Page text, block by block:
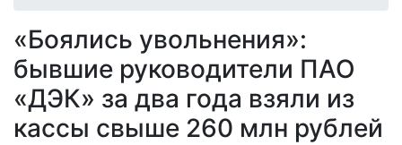
«Боялись увольнения»:
бывшие руководители ПАО
«ДЭК» за два года взяли из
кассы свыше 260 млн рублей